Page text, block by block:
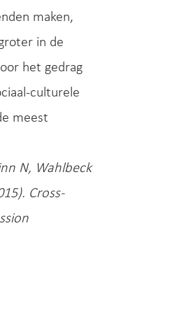
maken,
in de
het gedrag
culturele
meest
N, Wahlbeck
Cross-